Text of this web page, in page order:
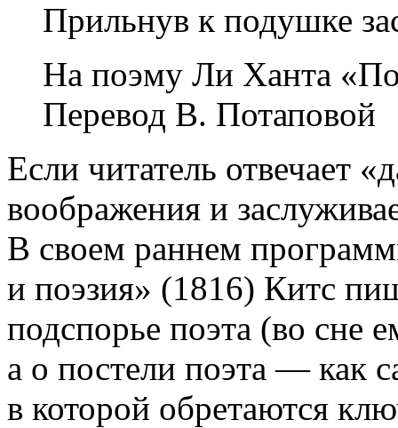
Прильнув к подушке
На поэму Ли Ханта
Перевод В. Потаповой
Если читатель отвечает
воображения и
В своем раннем
и поэзия» (1816) Китс
подспорье поэта (во сне
а о постели поэта — как
в которой обретаются